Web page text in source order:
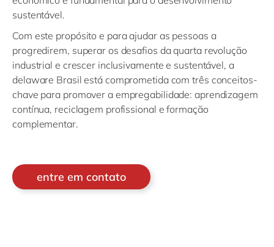
sustentável.
Com este propósito e para ajudar as pessoas a
progredirem, superar os desafios da quarta revolução
industrial e crescer inclusivamente e sustentável, a
delaware Brasil está comprometida com três conceitos-
chave para promover a empregabilidade: aprendizagem
contínua, reciclagem profissional e formação
complementar.
entre em contato